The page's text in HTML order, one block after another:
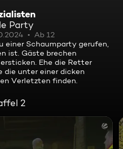
Party
Ab 12
einer Schaumparty gerufen,
ist. Gäste brechen
Ehe die Retter
die unter einer dicken
Verletzten finden.
2